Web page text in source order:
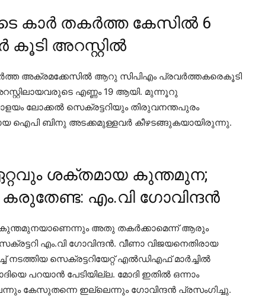
കാർ തകർത്ത കേസിൽ 6
കൂടി അറസ്റ്റിൽ
അക്രമക്കേസില്‍ ആറു സിപിഎം പ്രവര്‍ത്തകരെകൂടി
എണ്ണം 19 ആയി. മുന്നൂറു
ലോക്കല്‍ സെക്രട്ടറിയും തിരുവനന്തപുരം
ഐപി ബിനു അടക്കമുള്ളവര്‍ കീഴടങ്ങുകയായിരുന്നു.
ശക്തമായ കുന്തമുന;
എം.വി ഗോവിന്ദൻ
കുന്തമുനയാണെന്നും അതു തകര്‍ക്കാമെന്ന് ആരും
എം.വി ഗോവിന്ദന്‍. വീണാ വിജയനെതിരായ
നടത്തിയ സെക്രട്ടറിയേറ്റ് എല്‍ഡിഎഫ് മാര്‍ച്ചില്‍
പറയാന്‍ പേടിയില്ല. മോദി ഇതില്‍ ഒന്നാം
കേസുതന്നെ ഇല്ലെന്നും ഗോവിന്ദന്‍ പ്രസംഗിച്ചു.